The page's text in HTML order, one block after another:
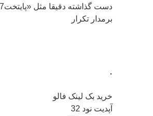
برمدار تکرار
.
خرید بک لینک فالو
آپدیت نود 32